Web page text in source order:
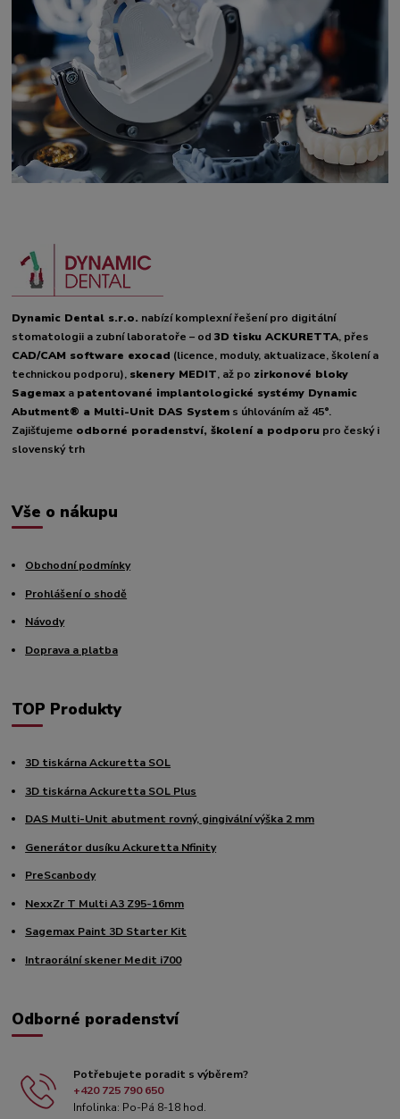
Dynamic Dental s.r.o. nabízí komplexní řešení pro digitální
stomatologii a zubní laboratoře – od3D tisku ACKURETTA, přes
CAD/CAM software exocad (licence, moduly, aktualizace, školení a
technickou podporu), skenery MEDIT, až po zirkonové bloky
Sagemax a patentované implantologické systémy Dynamic
Abutment® a Multi-Unit DAS System s úhlováním až 45°.
Zajišťujeme odborné poradenství, školení a podporu pro český i
slovenský trh
Vše o nákupu
Obchodní podmínky
Prohlášení o shodě
Návody
Doprava a platba
TOP Produkty
3D tiskárna Ackuretta SOL
3D tiskárna Ackuretta SOL Plus
DAS Multi-Unit abutment rovný, gingivální výška 2 mm
Generátor dusíku Ackuretta Nfinity
PreScanbody
NexxZr T Multi A3 Z95-16mm
Sagemax Paint 3D Starter Kit
Intraorální skener Medit i700
Odborné poradenství
Potřebujete poradit s výběrem?
+420 725 790 650
Infolinka: Po-Pá 8-18 hod.